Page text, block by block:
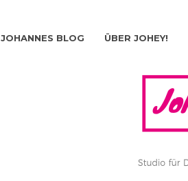
JOHANNES BLOG ÜBER JOHEY!